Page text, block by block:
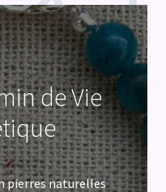
de Vie
pierres naturelles